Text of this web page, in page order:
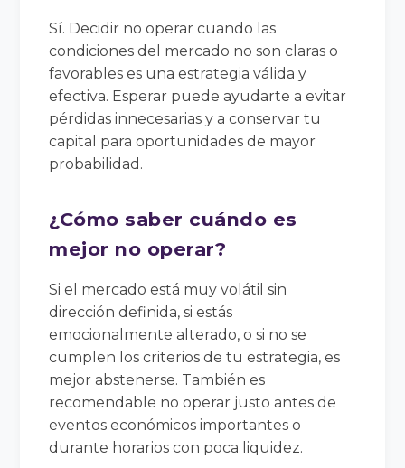
Sí. Decidir no operar cuando las
condiciones del mercado no son claras o
favorables es una estrategia válida y
efectiva. Esperar puede ayudarte a evitar
pérdidas innecesarias y a conservar tu
capital para oportunidades de mayor
probabilidad.
¿Cómo saber cuándo es
mejor no operar?
Si el mercado está muy volátil sin
dirección definida, si estás
emocionalmente alterado, o si no se
cumplen los criterios de tu estrategia, es
mejor abstenerse. También es
recomendable no operar justo antes de
eventos económicos importantes o
durante horarios con poca liquidez.